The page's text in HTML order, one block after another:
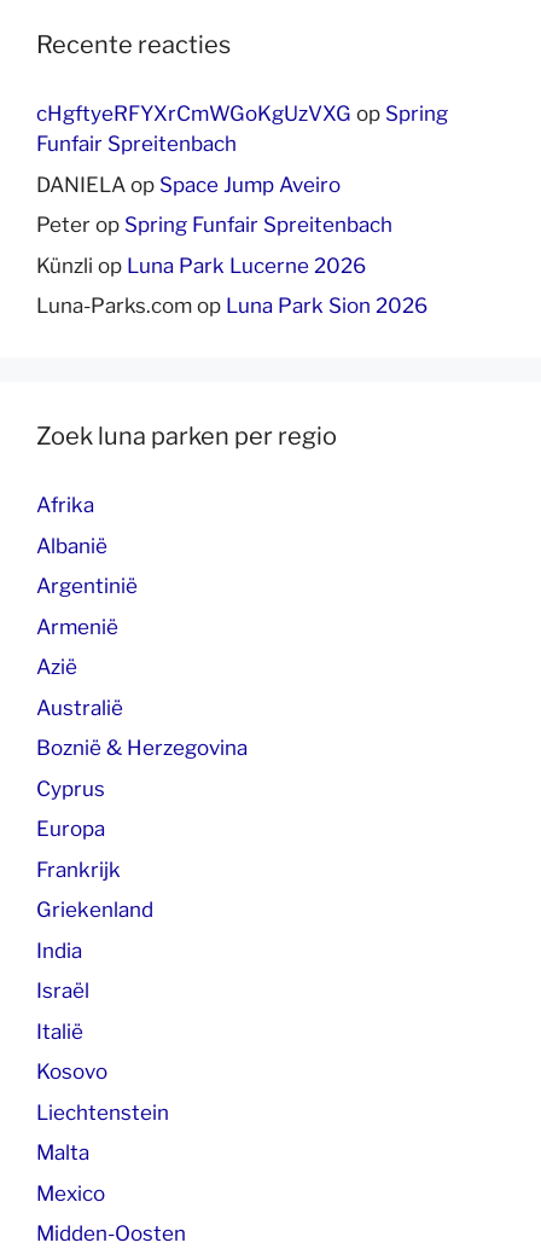
Recente reacties
cHgftyeRFYXrCmWGoKgUzVXG op Spring
Funfair Spreitenbach
DANIELA op Space Jump Aveiro
Peter op Spring Funfair Spreitenbach
Künzli op Luna Park Lucerne 2026
Luna-Parks.com op Luna Park Sion 2026
Zoek luna parken per regio
Afrika
Albanië
Argentinië
Armenië
Azië
Australië
Boznië & Herzegovina
Cyprus
Europa
Frankrijk
Griekenland
India
Israël
Italië
Kosovo
Liechtenstein
Malta
Mexico
Midden-Oosten